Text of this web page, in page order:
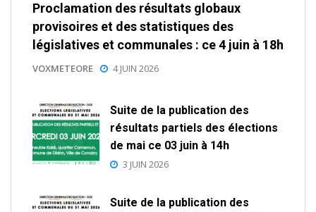
Proclamation des résultats globaux
provisoires et des statistiques des
législatives et communales : ce 4 juin à 18h
VOXMETEORE 4 JUIN 2026
Suite de la publication des
résultats partiels des élections
de mai ce 03 juin à 14h
3 JUIN 2026
Suite de la publication des